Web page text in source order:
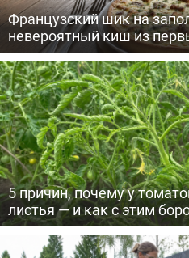
Французский шик на
невероятный киш из
5 причин, почему у
листья — и как с этим